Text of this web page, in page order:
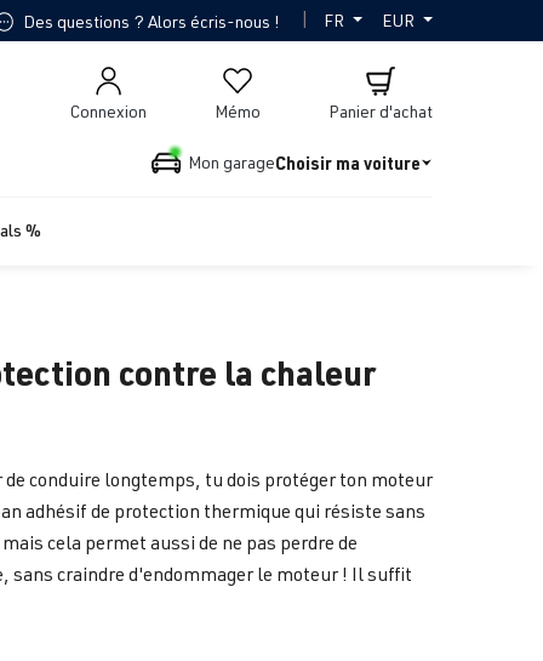
Des questions ? Alors écris-nous ! | FR EUR
Mémo
Connexion Panier d'achat
Mon garageChoisir ma voiture
%
contre la chaleur
de conduire longtemps, tu dois protéger ton moteur
adhésif de protection thermique qui résiste sans
cela permet aussi de ne pas perdre de
craindre d'endommager le moteur ! Il suffit